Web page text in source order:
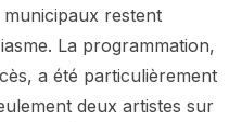
restent
La programmation,
a été particulièrement
deux artistes sur